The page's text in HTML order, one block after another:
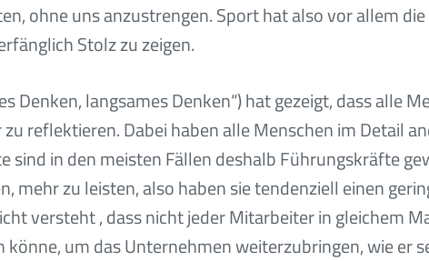
ohne uns anzustrengen. Sport hat also vor allem
Stolz zu zeigen.
Denken, langsames Denken“) hat gezeigt, dass alle
reflektieren. Dabei haben alle Menschen im Detail
in den meisten Fällen deshalb Führungskräfte
mehr zu leisten, also haben sie tendenziell einen
versteht , dass nicht jeder Mitarbeiter in gleichem
um das Unternehmen weiterzubringen, wie er